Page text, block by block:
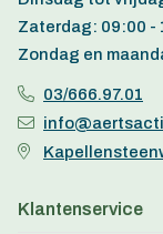
Zaterdag: 09:00 -
Zondag en
03/666.97.01
Klantenservice